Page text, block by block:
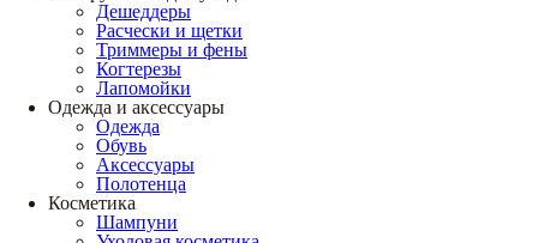
Дешеддеры
Расчески и щетки
Триммеры и фены
Когтерезы
Лапомойки
Одежда и аксессуары
Одежда
Обувь
Аксессуары
Полотенца
Косметика
Шампуни